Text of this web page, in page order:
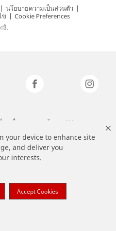
your device to enhance site
and deliver you
interests.
Accept Cookies
| นโยบายความเป็นส่วนตัว |
ข | Cookie Preferences
ธิ.
นเครื่องหมายการค้าของ 3M